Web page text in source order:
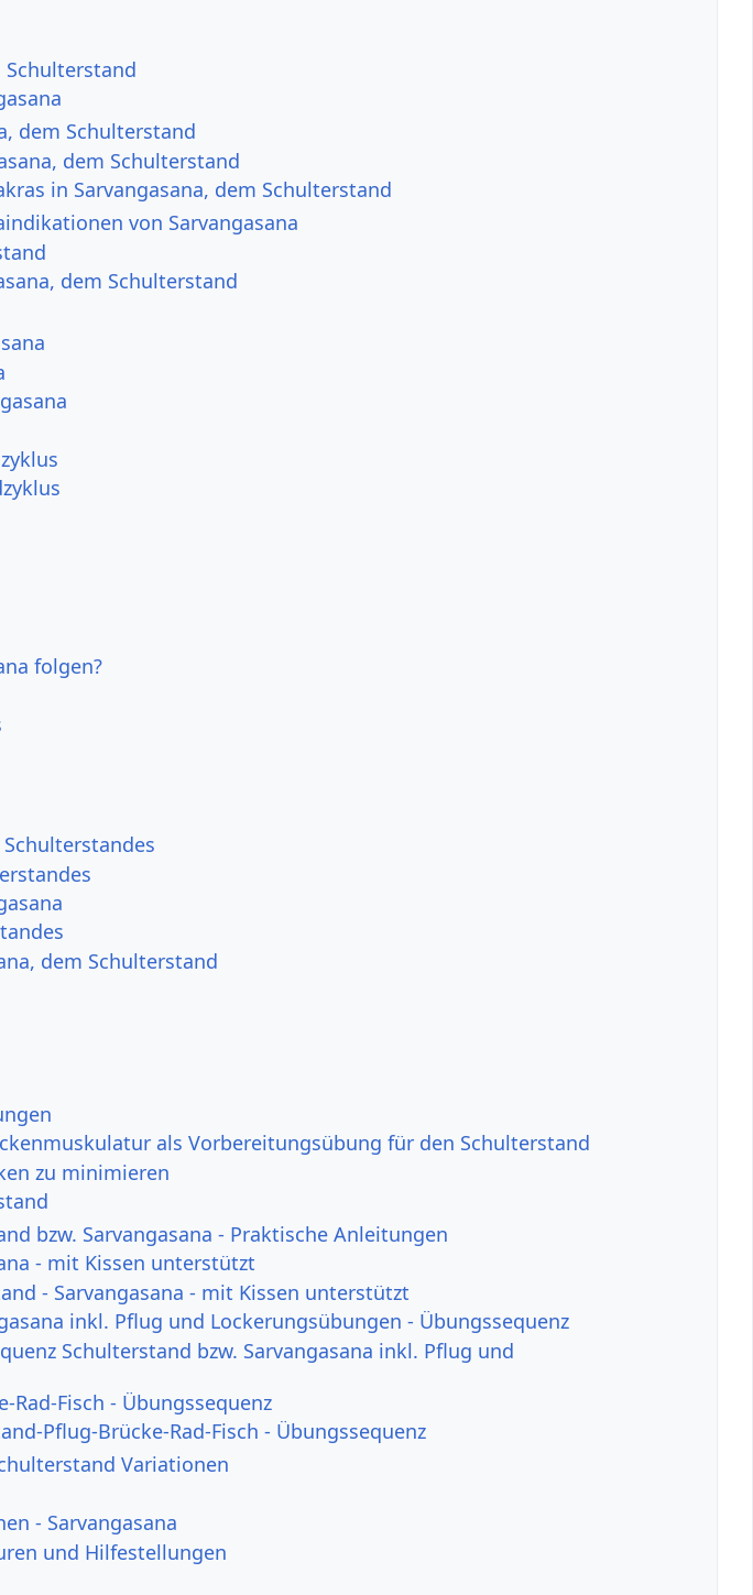
Schulterstand
dem Schulterstand
dem Schulterstand
in Sarvangasana, dem Schulterstand
von Sarvangasana
dem Schulterstand
folgen?
dem Schulterstand
als Vorbereitungsübung für den Schulterstand
zu minimieren
bzw. Sarvangasana - Praktische Anleitungen
- mit Kissen unterstützt
- Sarvangasana - mit Kissen unterstützt
inkl. Pflug und Lockerungsübungen - Übungssequenz
Schulterstand bzw. Sarvangasana inkl. Pflug und
Rad-Fisch - Übungssequenz
Pflug-Brücke-Rad-Fisch - Übungssequenz
Variationen
- Sarvangasana
und Hilfestellungen